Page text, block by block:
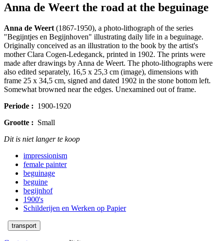
Anna de Weert the road at the beguinage
Anna de Weert (1867-1950), a photo-lithograph of the series
"Begijntjes en Begijnhoven" illustrating daily life in a beguinage.
Originally conceived as an illustration to the book by the artist's
mother Clara Cogen-Ledeganck, printed in 1902. The prints were
made after drawings by Anna de Weert. The photo-lithographs were
also edited separately, 16,5 x 25,3 cm (image), dimensions with
frame 25 x 34,5 cm, signed and dated 1902 in the stone bottom left.
Somewhat browned near the edges. Unexamined out of frame.
Periode : 1900-1920
Grootte : Small
Dit is niet langer te koop
impressionism
female painter
beguinage
beguine
begijnhof
1900's
Schilderijen en Werken op Papier
transport